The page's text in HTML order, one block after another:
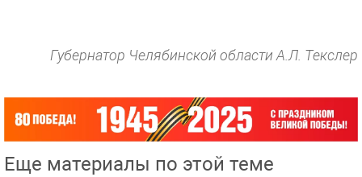
Губернатор Челябинской области А.Л. Текслер
Еще материалы по этой теме